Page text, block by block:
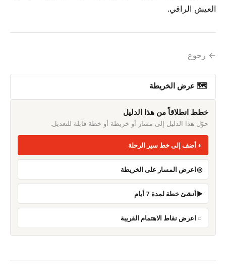
العيش الراقي.
← رجوع
🗺 عرض الخريطة
خطط انطلاقاً من هذا الدليل
حوّل هذا الدليل إلى مسار أو خريطة أو خطة قابلة للتعديل.
أضف إلى خط سير الرحلة
اعرض المسار على الخريطة
أنشئ خطة لمدة 7 أيام
اعرض نقاط الاهتمام القريبة